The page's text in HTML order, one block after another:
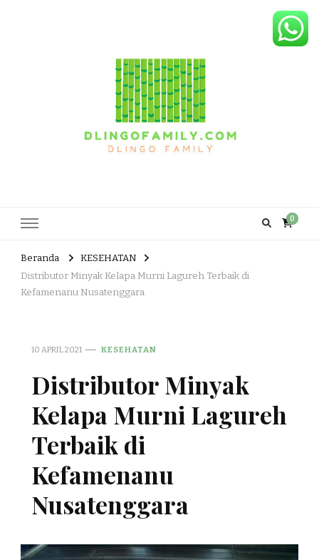
0
Beranda
KESEHATAN
Distributor Minyak Kelapa Murni Lagureh Terbaik di
Kefamenanu Nusatenggara
10 APRIL 2021 KESEHATAN
Distributor Minyak
Kelapa Murni Lagureh
Terbaik di
Kefamenanu
Nusatenggara